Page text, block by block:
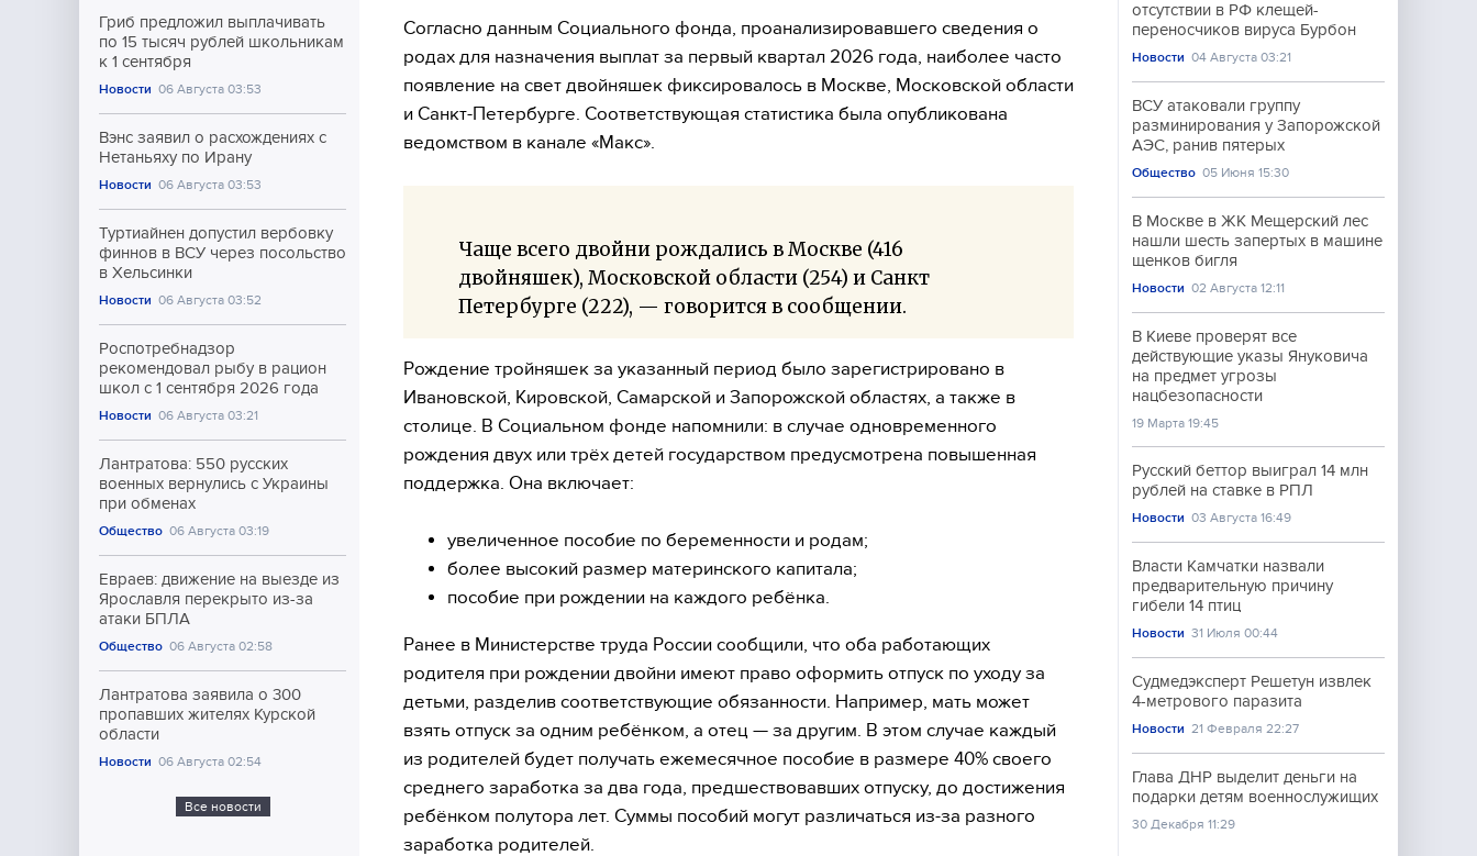
Гриб предложил выплачивать
по 15 тысяч рублей школьникам
к 1 сентября
Новости 06 Августа 03:53
Вэнс заявил о расхождениях с
Нетаньяху по Ирану
Новости 06 Августа 03:53
Туртиайнен допустил вербовку
финнов в ВСУ через посольство
в Хельсинки
Новости 06 Августа 03:52
Роспотребнадзор
рекомендовал рыбу в рацион
школ с 1 сентября 2026 года
Новости 06 Августа 03:21
Лантратова: 550 русских
военных вернулись с Украины
при обменах
Общество 06 Августа 03:19
Евраев: движение на выезде из
Ярославля перекрыто из-за
атаки БПЛА
Общество 06 Августа 02:58
Лантратова заявила о 300
пропавших жителях Курской
области
Новости 06 Августа 02:54
Все новости
Согласно данным Социального фонда, проанализировавшего сведения о
родах для назначения выплат за первый квартал 2026 года, наиболее часто
появление на свет двойняшек фиксировалось в Москве, Московской области
и Санкт-Петербурге. Соответствующая статистика была опубликована
ведомством в канале «Макс».
Чаще всего двойни рождались в Москве (416
двойняшек), Московской области (254) и Санкт
Петербурге (222), — говорится в сообщении.
Рождение тройняшек за указанный период было зарегистрировано в
Ивановской, Кировской, Самарской и Запорожской областях, а также в
столице. В Социальном фонде напомнили: в случае одновременного
рождения двух или трёх детей государством предусмотрена повышенная
поддержка. Она включает:
увеличенное пособие по беременности и родам;
более высокий размер материнского капитала;
пособие при рождении на каждого ребёнка.
Ранее в Министерстве труда России сообщили, что оба работающих
родителя при рождении двойни имеют право оформить отпуск по уходу за
детьми, разделив соответствующие обязанности. Например, мать может
взять отпуск за одним ребёнком, а отец — за другим. В этом случае каждый
из родителей будет получать ежемесячное пособие в размере 40% своего
среднего заработка за два года, предшествовавших отпуску, до достижения
ребёнком полутора лет. Суммы пособий могут различаться из-за разного
заработка родителей.
отсутствии в РФ клещей-
переносчиков вируса Бурбон
Новости 04 Августа 03:21
ВСУ атаковали группу
разминирования у Запорожской
АЭС, ранив пятерых
Общество 05 Июня 15:30
В Москве в ЖК Мещерский лес
нашли шесть запертых в машине
щенков бигля
Новости 02 Августа 12:11
В Киеве проверят все
действующие указы Януковича
на предмет угрозы
нацбезопасности
19 Марта 19:45
Русский беттор выиграл 14 млн
рублей на ставке в РПЛ
Новости 03 Августа 16:49
Власти Камчатки назвали
предварительную причину
гибели 14 птиц
Новости 31 Июля 00:44
Судмедэксперт Решетун извлек
4-метрового паразита
Новости 21 Февраля 22:27
Глава ДНР выделит деньги на
подарки детям военнослужищих
30 Декабря 11:29